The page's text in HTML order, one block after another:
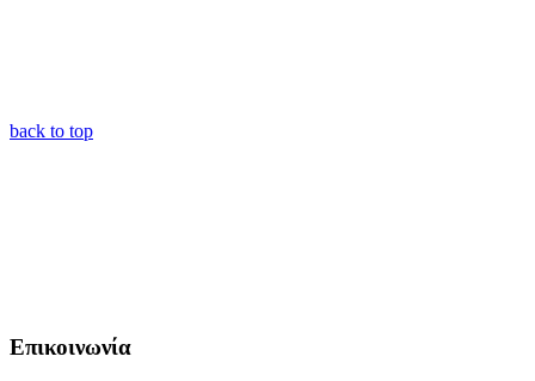
back to top
Επικοινωνία